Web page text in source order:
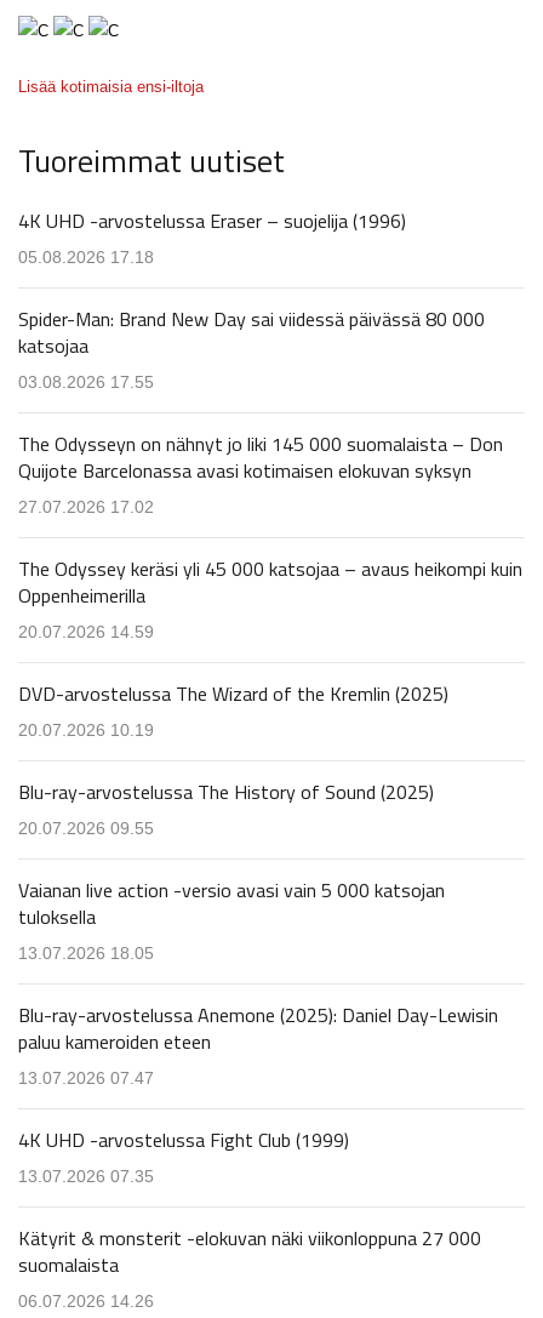
Lisää kotimaisia ensi-iltoja
Tuoreimmat uutiset
4K UHD -arvostelussa Eraser – suojelija (1996)
05.08.2026 17.18
Spider-Man: Brand New Day sai viidessä päivässä 80 000
katsojaa
03.08.2026 17.55
The Odysseyn on nähnyt jo liki 145 000 suomalaista – Don
Quijote Barcelonassa avasi kotimaisen elokuvan syksyn
27.07.2026 17.02
The Odyssey keräsi yli 45 000 katsojaa – avaus heikompi kuin
Oppenheimerilla
20.07.2026 14.59
DVD-arvostelussa The Wizard of the Kremlin (2025)
20.07.2026 10.19
Blu-ray-arvostelussa The History of Sound (2025)
20.07.2026 09.55
Vaianan live action -versio avasi vain 5 000 katsojan
tuloksella
13.07.2026 18.05
Blu-ray-arvostelussa Anemone (2025): Daniel Day-Lewisin
paluu kameroiden eteen
13.07.2026 07.47
4K UHD -arvostelussa Fight Club (1999)
13.07.2026 07.35
Kätyrit & monsterit -elokuvan näki viikonloppuna 27 000
suomalaista
06.07.2026 14.26